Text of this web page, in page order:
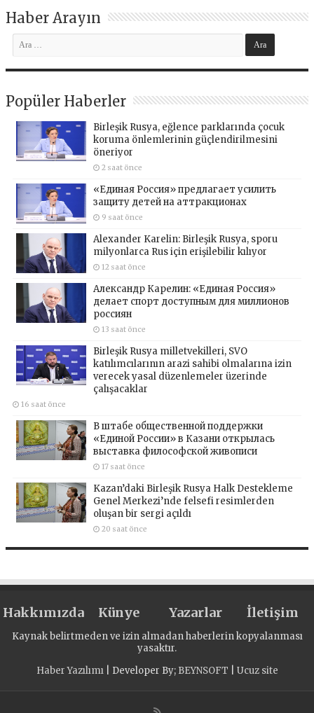
Haber Arayın
Popüler Haberler
Birleşik Rusya, eğlence parklarında çocuk
koruma önlemlerinin güçlendirilmesini
öneriyor
2 saat önce
«Единая Россия» предлагает усилить
защиту детей на аттракционах
9 saat önce
Alexander Karelin: Birleşik Rusya, sporu
milyonlarca Rus için erişilebilir kılıyor
12 saat önce
Александр Карелин: «Единая Россия»
делает спорт доступным для миллионов
россиян
13 saat önce
Birleşik Rusya milletvekilleri, SVO
katılımcılarının arazi sahibi olmalarına izin
verecek yasal düzenlemeler üzerinde
çalışacaklar
16 saat önce
В штабе общественной поддержки
«Единой России» в Казани открылась
выставка философской живописи
17 saat önce
Kazan’daki Birleşik Rusya Halk Destekleme
Genel Merkezi’nde felsefi resimlerden
oluşan bir sergi açıldı
20 saat önce
Hakkımızda Künye Yazarlar İletişim
Kaynak belirtmeden ve izin almadan haberlerin kopyalanması
yasaktır.
Haber Yazılımı| Developer By; BEYNSOFT Ucuz site